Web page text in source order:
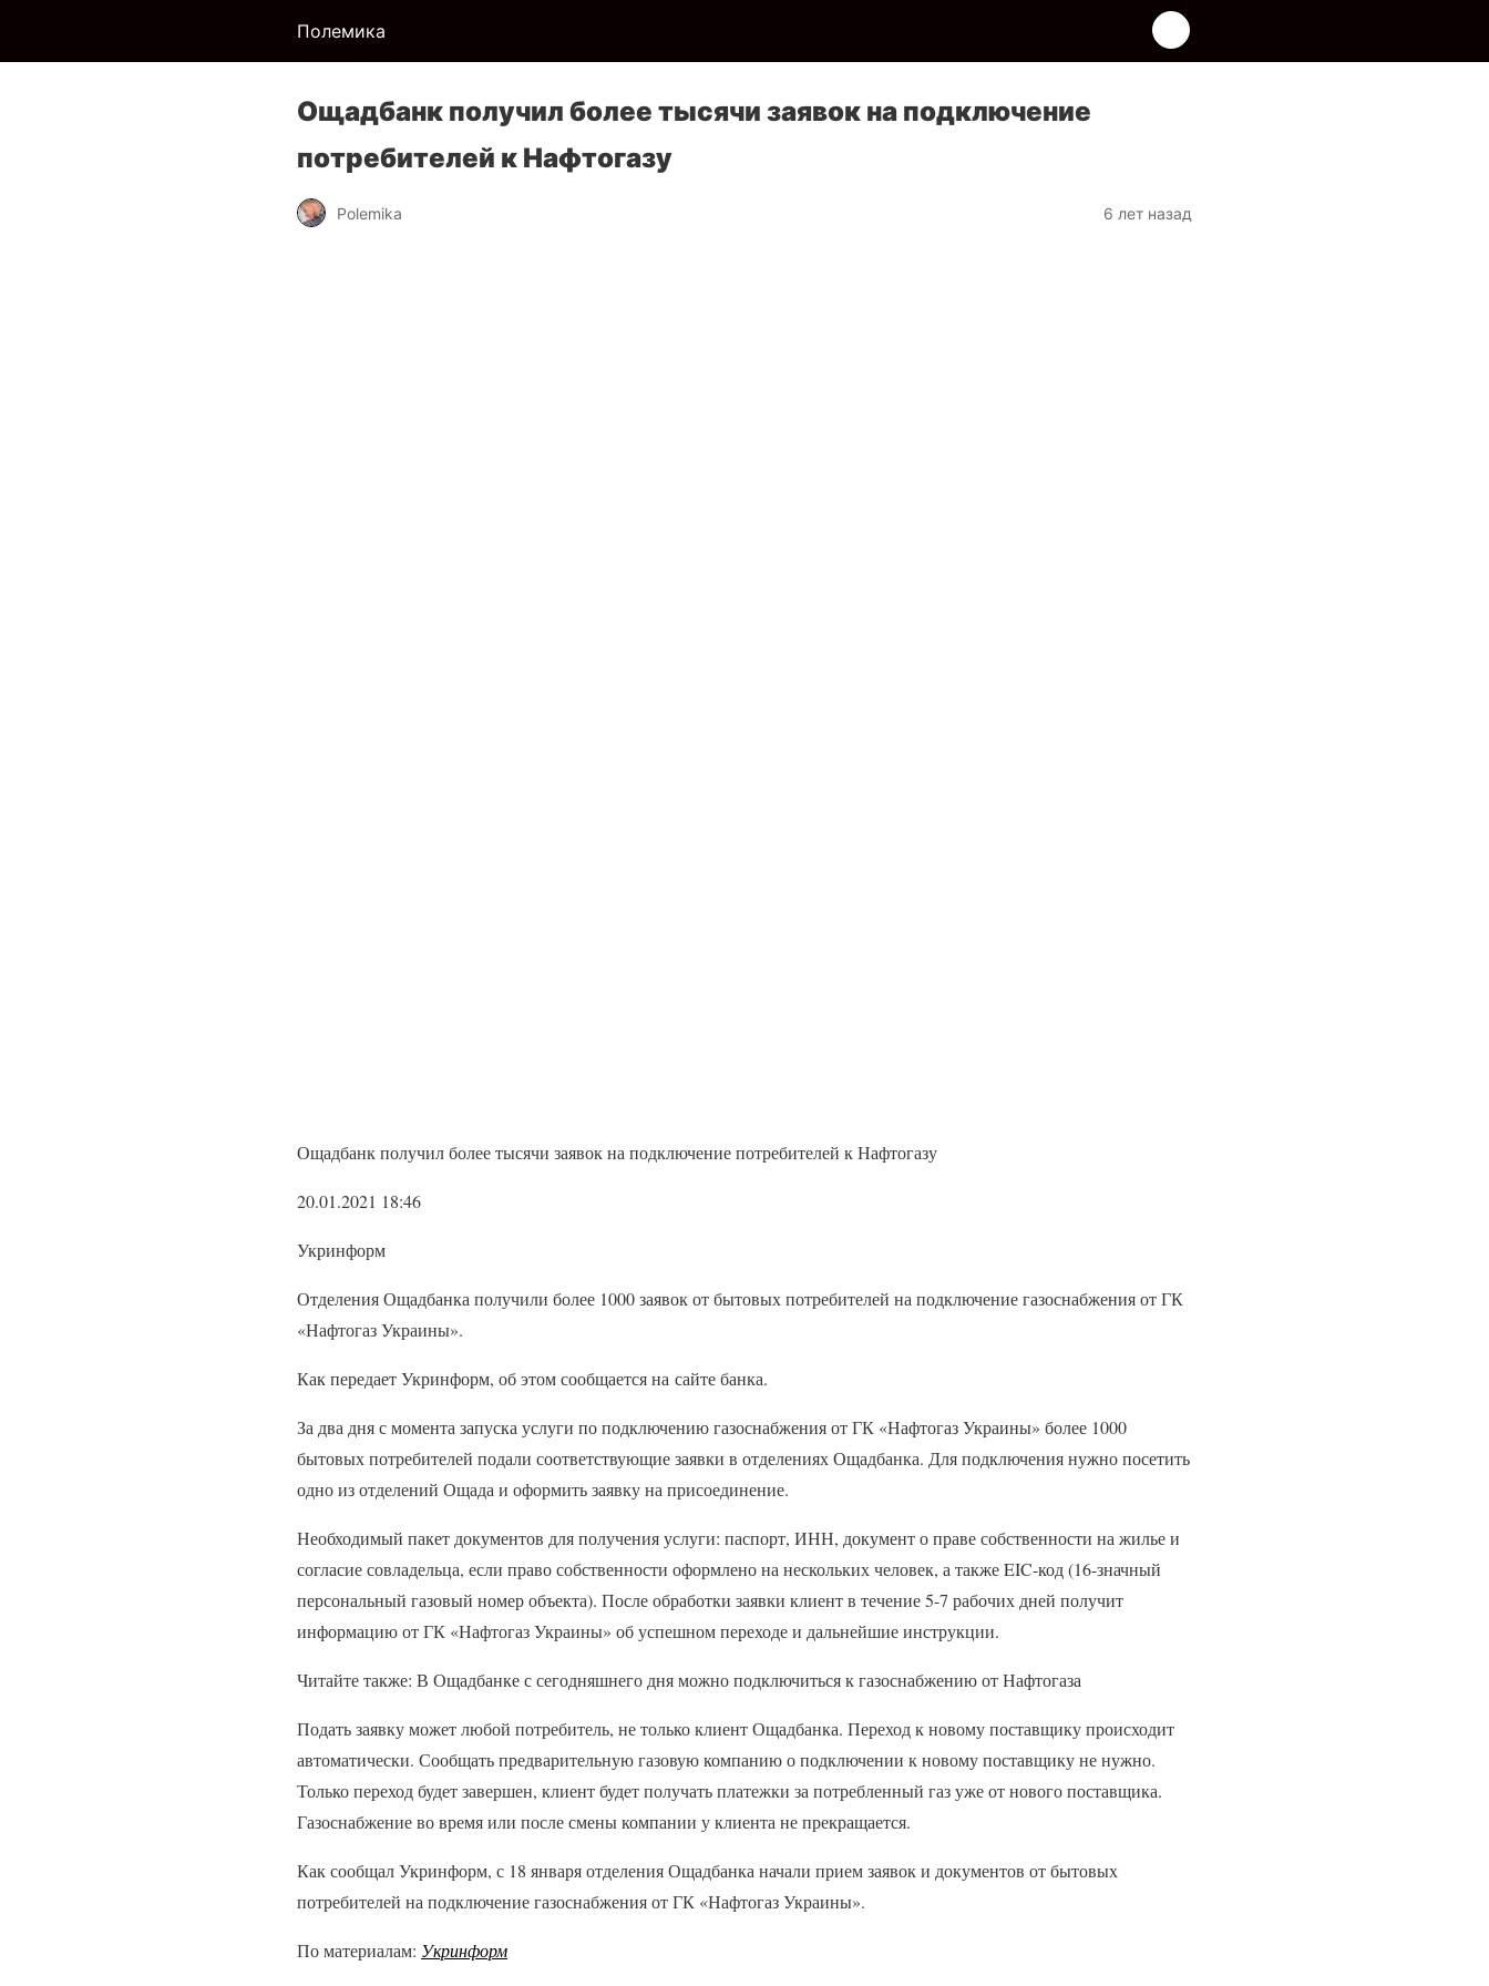
Полемика
Ощадбанк получил более тысячи заявок на подключение
потребителей к Нафтогазу
Polemika 6 лет назад
Ощадбанк получил более тысячи заявок на подключение потребителей к Нафтогазу
20.01.2021 18:46
Укринформ
Отделения Ощадбанка получили более 1000 заявок от бытовых потребителей на подключение газоснабжения от ГК
«Нафтогаз Украины».
Как передает Укринформ, об этом сообщается на сайте банка.
За два дня с момента запуска услуги по подключению газоснабжения от ГК «Нафтогаз Украины» более 1000
бытовых потребителей подали соответствующие заявки в отделениях Ощадбанка. Для подключения нужно посетить
одно из отделений Ощада и оформить заявку на присоединение.
Необходимый пакет документов для получения услуги: паспорт, ИНН, документ о праве собственности на жилье и
согласие совладельца, если право собственности оформлено на нескольких человек, а также EIC-код (16-значный
персональный газовый номер объекта). После обработки заявки клиент в течение 5-7 рабочих дней получит
информацию от ГК «Нафтогаз Украины» об успешном переходе и дальнейшие инструкции.
Читайте также: В Ощадбанке с сегодняшнего дня можно подключиться к газоснабжению от Нафтогаза
Подать заявку может любой потребитель, не только клиент Ощадбанка. Переход к новому поставщику происходит
автоматически. Сообщать предварительную газовую компанию о подключении к новому поставщику не нужно.
Только переход будет завершен, клиент будет получать платежки за потребленный газ уже от нового поставщика.
Газоснабжение во время или после смены компании у клиента не прекращается.
Как сообщал Укринформ, с 18 января отделения Ощадбанка начали прием заявок и документов от бытовых
потребителей на подключение газоснабжения от ГК «Нафтогаз Украины».
По материалам: Укринформ